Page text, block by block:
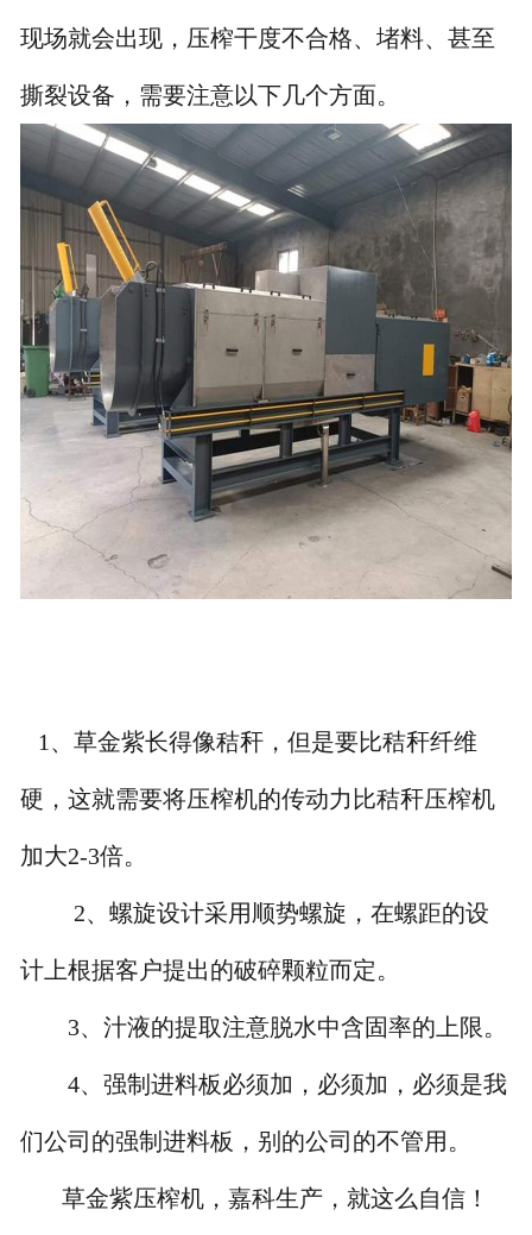
现场就会出现，压榨干度不合格、堵料、甚至
撕裂设备，需要注意以下几个方面。
1、草金紫长得像秸秆，但是要比秸秆纤维
硬，这就需要将压榨机的传动力比秸秆压榨机
加大2-3倍。
2、螺旋设计采用顺势螺旋，在螺距的设
计上根据客户提出的破碎颗粒而定。
3、汁液的提取注意脱水中含固率的上限。
4、强制进料板必须加，必须加，必须是我
们公司的强制进料板，别的公司的不管用。
草金紫压榨机，嘉科生产，就这么自信！